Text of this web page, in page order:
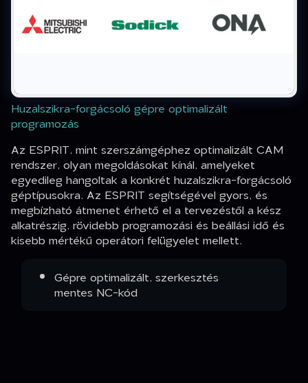
Huzalszikra-forgácsoló gépre optimalizált
programozás
Az ESPRIT, mint szerszámgéphez optimalizált CAM
rendszer, olyan megoldásokat kínál, amelyeket
egyedileg hangoltak a konkrét huzalszikra-forgácsoló
géptípusokra. Az ESPRIT segítségével gyors, és
megbízható átmenet érhető el a tervezéstől a kész
alkatrészig, rövidebb programozási és beállási idő és
kisebb mértékű operátori felügyelet mellett.
Gépre optimalizált, szerkesztés
mentes NC-kód